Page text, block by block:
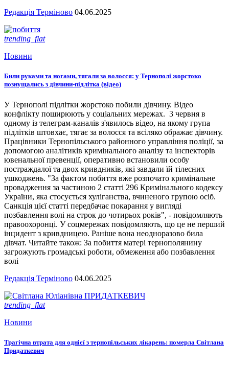
Редакція Терміново 04.06.2025
trending_flat
Новини
Били руками та ногами, тягали за волосся: у Тернополі жорстоко
познущались з дівчини-підлітка (відео)
У Тернополі підлітки жорстоко побили дівчину. Відео
конфлікту поширюють у соціальних мережах. 3 червня в
одному із телеграм-каналів з'явилось відео, на якому група
підлітків штовхає, тягає за волосся та всіляко ображає дівчину.
Працівники Тернопільського районного управління поліції, за
допомогою аналітиків кримінального аналізу та інспекторів
ювенальної превенції, оперативно встановили особу
постраждалої та двох кривдників, які завдали їй тілесних
ушкоджень. "За фактом побиття вже розпочато кримінальне
провадження за частиною 2 статті 296 Кримінального кодексу
України, яка стосується хуліганства, вчиненого групою осіб.
Санкція цієї статті передбачає покарання у вигляді
позбавлення волі на строк до чотирьох років", - повідомляють
правоохоронці. У соцмережах повідомляють, що це не перший
інцидент з кривдницею. Раніше вона неодноразово била
дівчат. Читайте також: За побиття матері тернополянину
загрожують громадські роботи, обмеження або позбавлення
волі
Редакція Терміново 04.06.2025
trending_flat
Новини
Трагічна втрата для однієї з тернопільських лікарень: померла Світлана
Придаткевич